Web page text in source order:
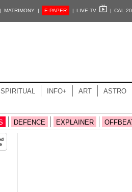
MATRIMONY | E-PAPER | LIVE TV | CAL
SPIRITUAL INFO+ ART ASTRO
DEFENCE EXPLAINER